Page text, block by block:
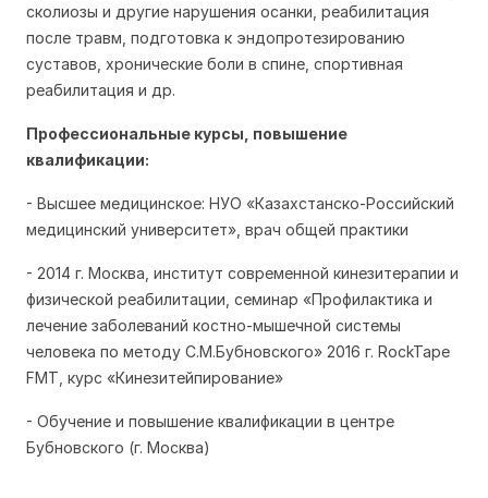
сколиозы и другие нарушения осанки, реабилитация
после травм, подготовка к эндопротезированию
суставов, хронические боли в спине, спортивная
реабилитация и др.
Профессиональные курсы, повышение
квалификации:
- Высшее медицинское: НУО «Казахстанско-Российский
медицинский университет», врач общей практики
- 2014 г. Москва, институт современной кинезитерапии и
физической реабилитации, семинар «Профилактика и
лечение заболеваний костно-мышечной системы
человека по методу С.М.Бубновского» 2016 г. RockTape
FMT, курс «Кинезитейпирование»
- Обучение и повышение квалификации в центре
Бубновского (г. Москва)